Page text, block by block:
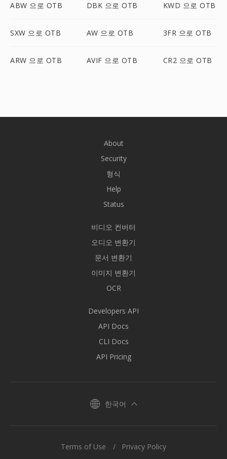
ABW 으로 OTB DBK 으로 OTB KWD 으로 OTB
SXW 으로 OTB AW 으로 OTB 3FR 으로 OTB
ARW 으로 OTB AVIF 으로 OTB CR2 으로 OTB
About
Security
형식
Help
Status
비디오 컨버터
오디오 변환기
문서 변환기
이미지 변환기
OCR
Developers API
API Docs
CLI Docs
API Pricing
한국어
Terms of Use Privacy Policy